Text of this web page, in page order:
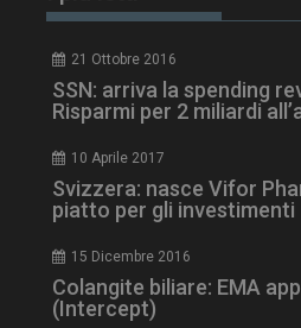
21 Ottobre 2016
SSN: arriva la spending
Risparmi per 2 miliardi
10 Aprile 2017
Svizzera: nasce Vifor
piatto per gli investimenti
15 Dicembre 2016
Colangite biliare: EMA
(Intercept)